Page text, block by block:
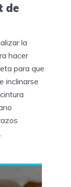
de
la
hacer
para que
inclinarse